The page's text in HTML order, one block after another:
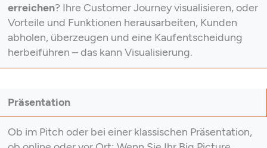
erreichen? Ihre Customer Journey visualisieren, oder
Vorteile und Funktionen herausarbeiten, Kunden
abholen, überzeugen und eine Kaufentscheidung
herbeiführen – das kann Visualisierung.
Präsentation
Ob im Pitch oder bei einer klassischen Präsentation,